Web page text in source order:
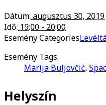
Dátum: augusztus 30, 2019
Idő: 19:00 - 20:00
Esemény Categories
Esemény Tags:
Marija Buljovčić,
Helyszín